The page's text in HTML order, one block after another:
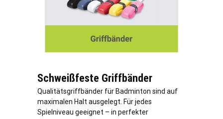
Schweißfeste Griffbänder
Qualitätsgriffbänder für Badminton sind auf
maximalen Halt ausgelegt. Für jedes
Spielniveau geeignet – in perfekter